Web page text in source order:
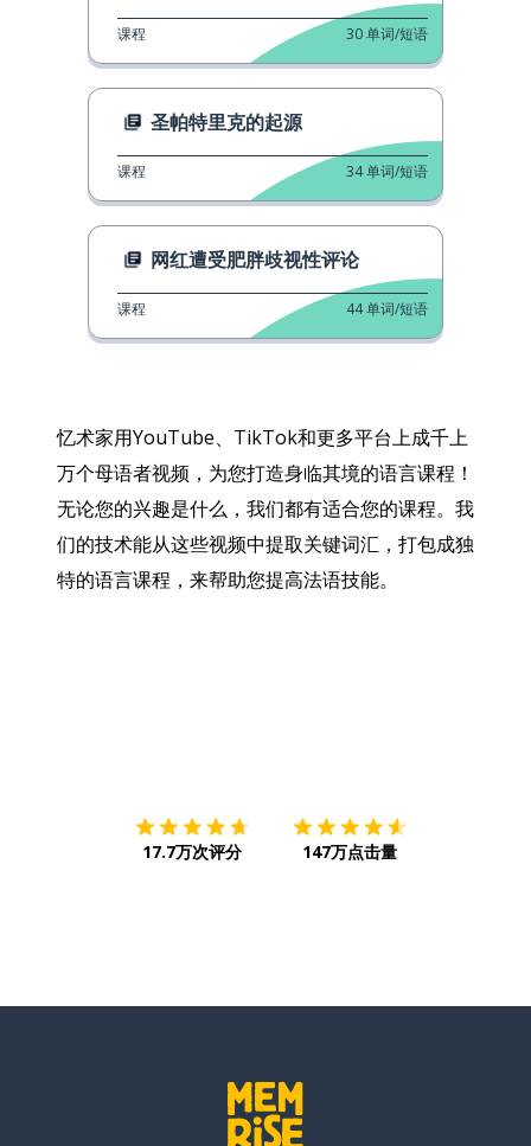
忆术家用YouTube、TikTok和更多平台上成千上
万个母语者视频，为您打造身临其境的语言课程！
无论您的兴趣是什么，我们都有适合您的课程。我
们的技术能从这些视频中提取关键词汇，打包成独
特的语言课程，来帮助您提高法语技能。
课程 30单词/短语
圣帕特里克的起源
课程 34单词/短语
网红遭受肥胖歧视性评论
课程 44单词/短语
17.7万次评分 147万点击量